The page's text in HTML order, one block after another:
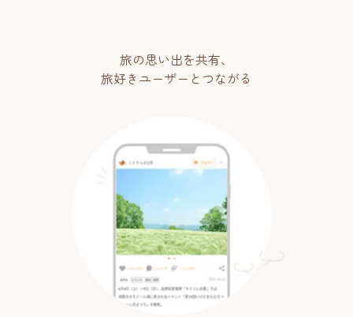
旅の思い出を共有、
旅好きユーザーとつながる